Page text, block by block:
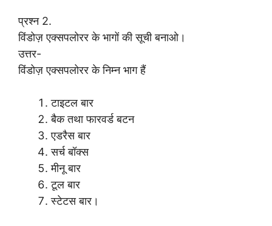
प्रश्न 2.
विंडोज़ एक्सपलोरर के भागों की सूची बनाओ।
उत्तर-
विंडोज़ एक्सपलोरर के निम्न भाग हैं
टाइटल बार
बैक तथा फारवर्ड बटन
एडरैस बार
सर्च बॉक्स
मीनू बार
टूल बार
स्टेटस बार।